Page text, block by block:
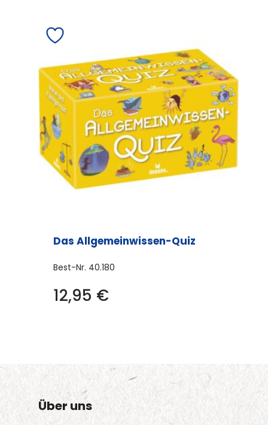
Das Allgemeinwissen-Quiz
Best-Nr. 40.180
12,95 €
Über uns